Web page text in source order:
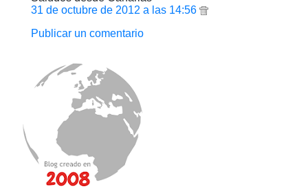
31 de octubre de 2012 a las 14:56
Publicar un comentario